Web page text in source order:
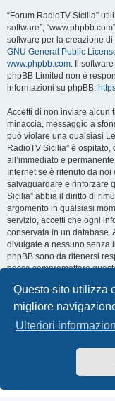
Questo sito utilizza
migliore
Ulteriori
“Forum RadioTV Sicilia”
software”,
software per la creazione
GNU General Public
www.phpbb.com. Il
phpBB Limited non è
informazioni su phpBB:
Accetti di non inviare alcun
minaccia, messaggio a
può violare una qualsiasi
RadioTV Sicilia” è
all’immediato e
Internet se è ritenuto da
salvaguardare e rinforzare
Sicilia” abbia il diritto di
argomento in qualsiasi
servizio, accetti che ogni
conservata in un database.
divulgate a nessuno senza
phpBB sono da ritenersi
possa compromettere
Indice